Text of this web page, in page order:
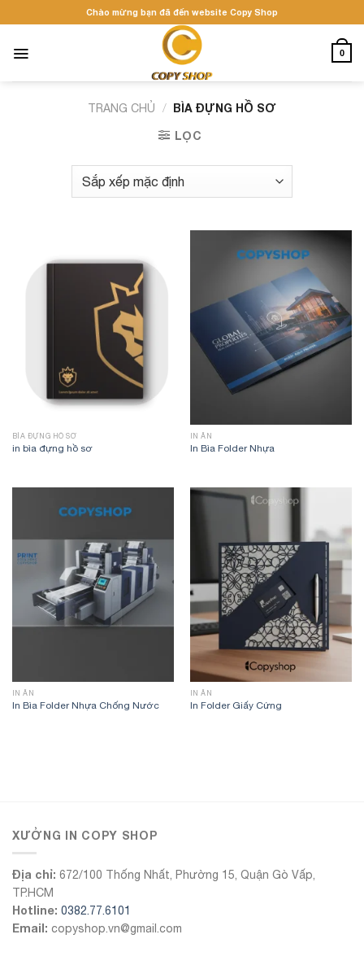
to
Chào mừng bạn đã đến website Copy Shop
0
TRANG CHỦ / BÌA ĐỰNG HỒ SƠ
LỌC
BÌA ĐỰNG HỒ SƠ
in bìa đựng hồ sơ
IN ẤN
In Bìa Folder Nhựa
IN ẤN
In Bìa Folder Nhựa Chống Nước
IN ẤN
In Folder Giấy Cứng
XƯỞNG IN COPY SHOP
Địa chỉ: 672/100 Thống Nhất, Phường 15, Quận Gò Vấp,
TP.HCM
Hotline: 0382.77.6101
Email: copyshop.vn@gmail.com